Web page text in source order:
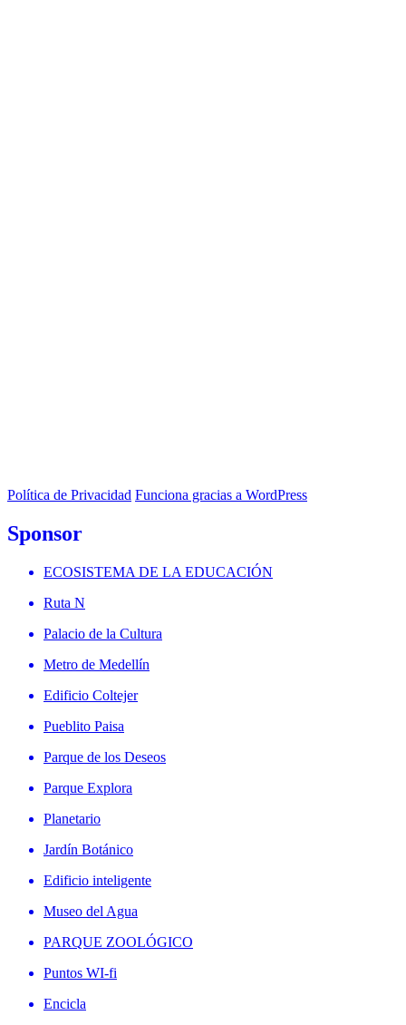
Política de Privacidad Funciona gracias a WordPress
Sponsor
ECOSISTEMA DE LA EDUCACIÓN
Ruta N
Palacio de la Cultura
Metro de Medellín
Edificio Coltejer
Pueblito Paisa
Parque de los Deseos
Parque Explora
Planetario
Jardín Botánico
Edificio inteligente
Museo del Agua
PARQUE ZOOLÓGICO
Puntos WI-fi
Encicla